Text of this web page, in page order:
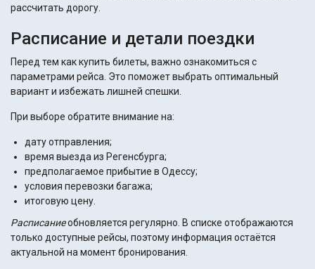
рассчитать дорогу.
Расписание и детали поездки
Перед тем как купить билеты, важно ознакомиться с
параметрами рейса. Это поможет выбрать оптимальный
вариант и избежать лишней спешки.
При выборе обратите внимание на:
дату отправления;
время выезда из Регенсбурга;
предполагаемое прибытие в Одессу;
условия перевозки багажа;
итоговую цену.
Расписаниеобновляется регулярно. В списке отображаются
только доступные рейсы, поэтому информация остаётся
актуальной на момент бронирования.